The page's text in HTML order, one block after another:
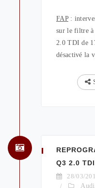
FAP:
sur le filtre à
2.0 TDI de
désactivé la
Q3 2.0
28/03/
/
Audi